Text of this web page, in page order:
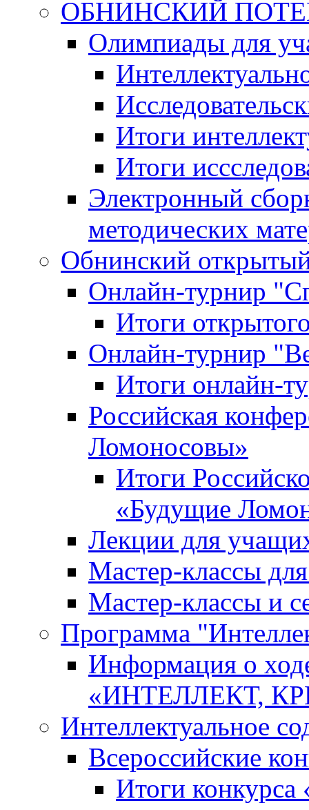
ОБНИНСКИЙ
Олимпиады для
Итоги
Итоги
Электронный
методических
Обнинский
Онлайн-турнир
Итоги
Онлайн-турнир
Итоги онлайн-
Российская
Ломоносовы»
Итоги
«Будущие
Лекции для
Мастер-классы
Мастер-классы и
Программа
Информация о
«ИНТЕЛЛЕКТ,
Интеллектуальное
Всероссийские
Итоги конкурса